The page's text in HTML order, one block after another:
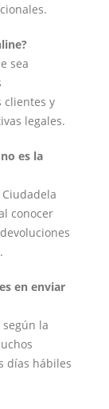
sea
clientes y
legales.
es la
conocer
en enviar
la
días hábiles